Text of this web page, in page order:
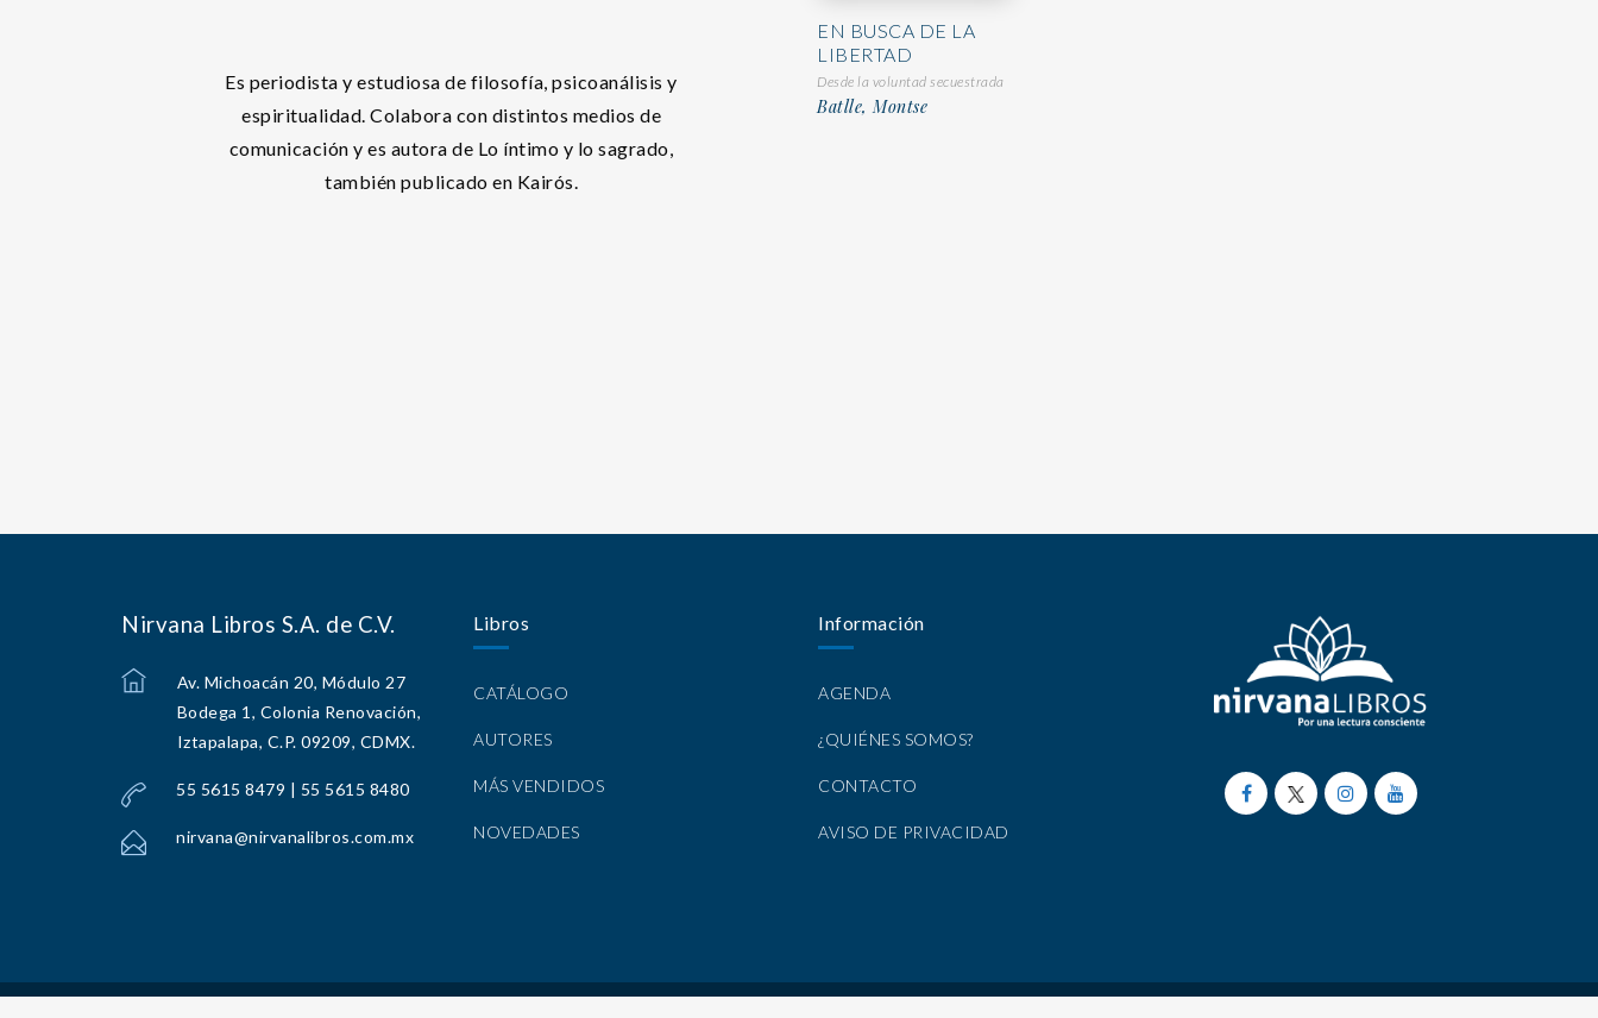
Es periodista y estudiosa de filosofía, psicoanálisis y
espiritualidad. Colabora con distintos medios de
comunicación y es autora de Lo íntimo y lo sagrado,
también publicado en Kairós.
EN BUSCA DE LA
LIBERTAD
Desde la voluntad secuestrada
Batlle, Montse
Nirvana Libros S.A. de C.V.
Av. Michoacán 20, Módulo 27
Bodega 1, Colonia Renovación,
Iztapalapa, C.P. 09209, CDMX.
55 5615 8479 | 55 5615 8480
nirvana@nirvanalibros.com.mx
Libros
CATÁLOGO
AUTORES
MÁS VENDIDOS
NOVEDADES
Información
AGENDA
¿QUIÉNES SOMOS?
CONTACTO
AVISO DE PRIVACIDAD